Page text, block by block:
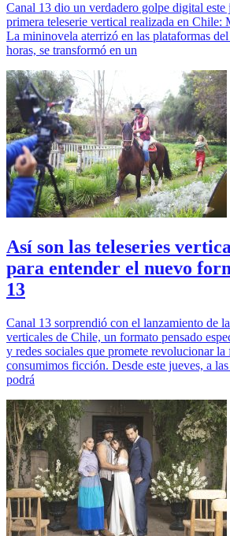
Canal 13 dio un verdadero golpe digital este
primera teleserie vertical realizada en Chile:
La mininovela aterrizó en las plataformas
horas, se transformó en un
Así son las teleseries
para entender el nuevo
13
Canal 13 sorprendió con el lanzamiento de
verticales de Chile, un formato pensado
y redes sociales que promete revolucionar la
consumimos ficción. Desde este jueves, a
podrá